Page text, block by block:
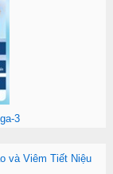
3
và Viêm Tiết Niệu